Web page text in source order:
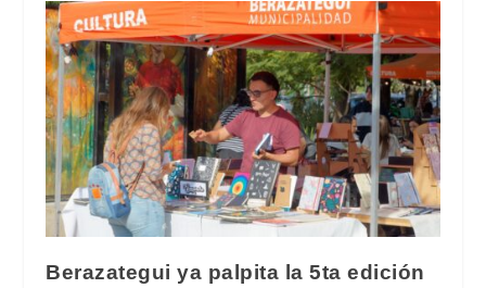
Berazategui ya palpita la 5ta edición